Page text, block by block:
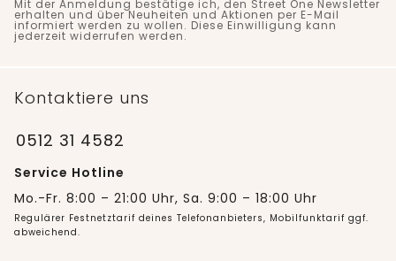
Mit der Anmeldung bestätige ich, den Street One Newsletter
erhalten und über Neuheiten und Aktionen per E-Mail
informiert werden zu wollen. Diese Einwilligung kann
jederzeit widerrufen werden.
Kontaktiere uns
0512 31 4582
Service Hotline
Mo.-Fr. 8:00 – 21:00 Uhr, Sa. 9:00 – 18:00 Uhr
Regulärer Festnetztarif deines Telefonanbieters, Mobilfunktarif ggf.
abweichend.